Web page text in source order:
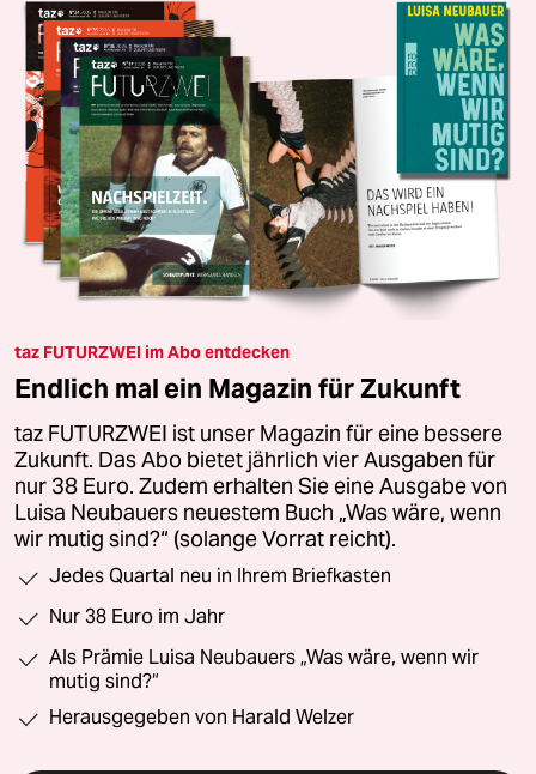
taz FUTURZWEI im Abo entdecken
Endlich mal ein Magazin für Zukunft
taz FUTURZWEI ist unser Magazin für eine bessere
Zukunft. Das Abo bietet jährlich vier Ausgaben für
nur 38 Euro. Zudem erhalten Sie eine Ausgabe von
Luisa Neubauers neuestem Buch „Was wäre, wenn
wir mutig sind?“ (solange Vorrat reicht).
Jedes Quartal neu in Ihrem Briefkasten
Nur 38 Euro im Jahr
Als Prämie Luisa Neubauers „Was wäre, wenn wir
mutig sind?“
Herausgegeben von Harald Welzer